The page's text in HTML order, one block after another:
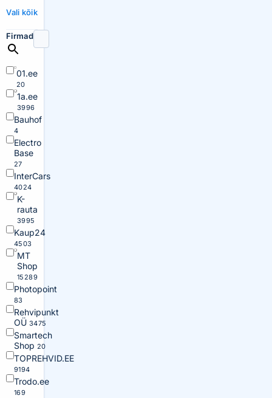
Vali kõik
Firmad
01.ee
20
1a.ee
3996
Bauhof
4
Electro
Base
27
InterCars
4024
K-
rauta
3995
Kaup24
4503
MT
Shop
15289
Photopoint
83
Rehvipunkt
OÜ 3475
Smartech
Shop 20
TOPREHVID.EE
9194
Trodo.ee
169